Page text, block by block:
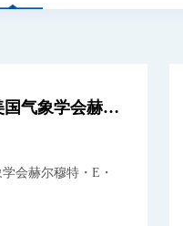
我院苗世光研究员荣获美国气象学会赫尔穆特・E・兰茨伯格奖
会赫尔穆特・E・